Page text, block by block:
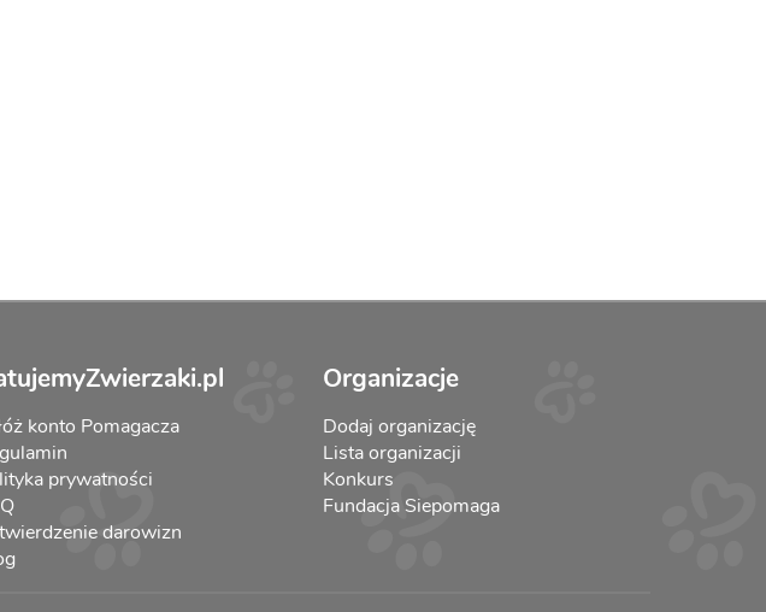
konto Pomagacza
prywatności
darowizn
Organizacje
Dodaj organizację
Lista organizacji
Konkurs
Fundacja Siepomaga